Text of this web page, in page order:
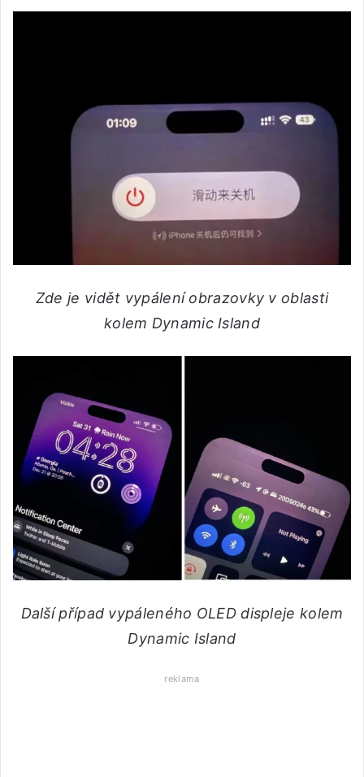
Zde je vidět vypálení obrazovky v oblasti
kolem Dynamic Island
Další případ vypáleného OLED displeje kolem
Dynamic Island
reklama